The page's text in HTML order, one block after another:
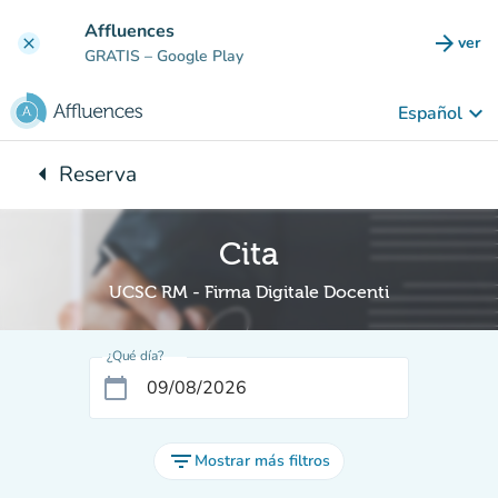
clear Affluences
GRATIS – Google Play arrow_forward ver
Español keyboard_arrow_down
arrow_leftVuelta:
Reserva
Cita
UCSC RM - Firma Digitale Docenti
¿Qué día?
calendar_today
filter_list Mostrar más filtros